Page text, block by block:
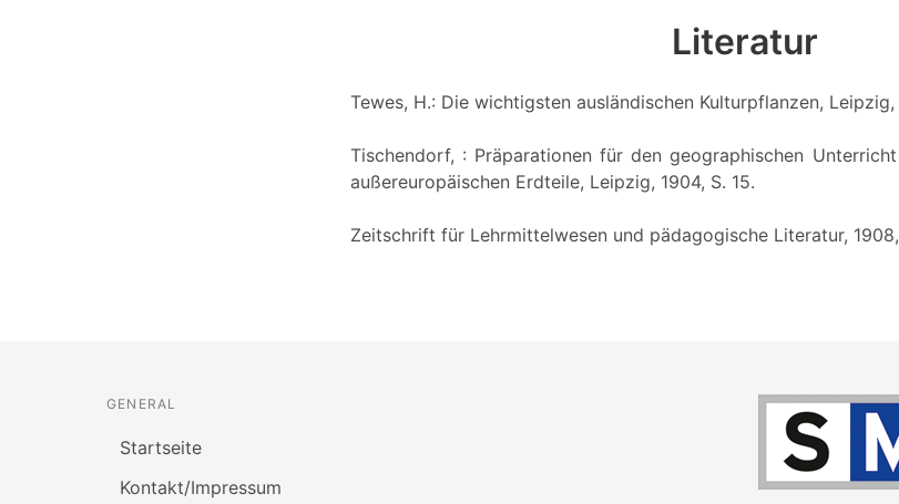
Literatur
Tewes, H.: Die wichtigsten ausländischen Kulturpflanzen,
Tischendorf, : Präparationen für den geographischen
außereuropäischen Erdteile, Leipzig, 1904, S. 15.
Zeitschrift für Lehrmittelwesen und pädagogische Literatur,
GENERAL
Startseite
Kontakt/Impressum